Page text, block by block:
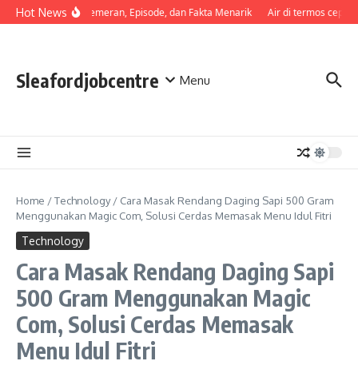
Skip to content
Hot News
Sinopsis, Pemeran, Episode, dan Fakta Menarik Air di termos cepat
Sleafordjobcentre Menu
Home /Technology/ Cara Masak Rendang Daging Sapi 500 Gram
Menggunakan Magic Com, Solusi Cerdas Memasak Menu Idul Fitri
Technology
Cara Masak Rendang Daging Sapi
500 Gram Menggunakan Magic
Com, Solusi Cerdas Memasak
Menu Idul Fitri